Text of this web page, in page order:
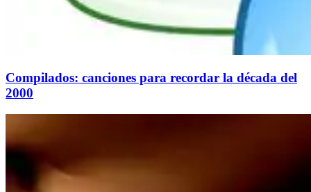
Compilados: canciones para recordar la década del
2000